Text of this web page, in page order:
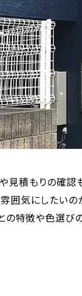
積もりの確認
囲気にしたい
の特徴や色選び